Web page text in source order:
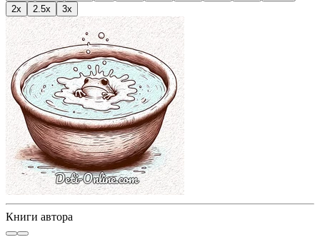
2x
2.5x 3x
Книги автора